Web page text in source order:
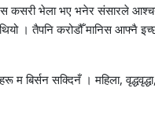
कसरी भेला भए भनेर संसारले
। तैपनि करोडौँ मानिस आफ्नै
बिर्सन सक्दिनँ । महिला,